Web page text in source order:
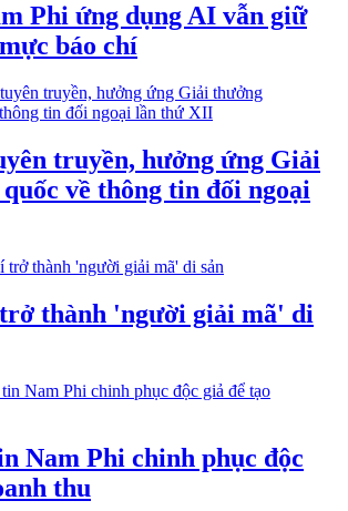
Phi ứng dụng AI vẫn giữ
báo chí
truyền, hưởng ứng Giải
về thông tin đối ngoại
thành 'người giải mã' di
Nam Phi chinh phục độc
thu